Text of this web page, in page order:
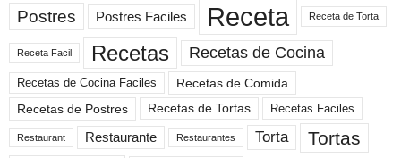
Postres Postres Faciles Receta Receta de Torta
Receta Facil Recetas Recetas de Cocina
Recetas de Cocina Faciles
Recetas de Comida
Recetas de Postres
Recetas de Tortas Recetas Faciles
Restaurant Restaurante Restaurantes Torta Tortas